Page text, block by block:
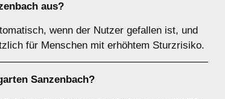
aus?
wenn der Nutzer gefallen ist, und
für Menschen mit erhöhtem Sturzrisiko.
Sanzenbach?